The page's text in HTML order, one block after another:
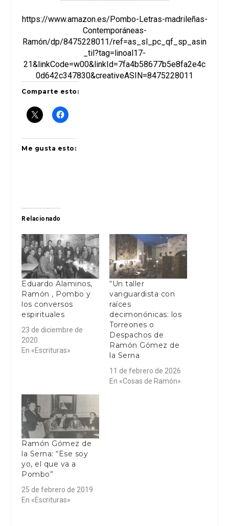
https://www.amazon.es/Pombo-Letras-madrileñas-
Contemporáneas-
Ramón/dp/8475228011/ref=as_sl_pc_qf_sp_asin
_til?tag=linoal17-
21&linkCode=w00&linkId=7fa4b58677b5e8fa2e4c
0d642c347830&creativeASIN=8475228011
Comparte esto:
Me gusta esto:
Relacionado
Eduardo Alaminos,
Ramón , Pombo y
los conversos
espirituales
23 de diciembre de
2020
En «Escrituras»
“Un taller
vanguardista con
raíces
decimonónicas: los
Torreones o
Despachos de
Ramón Gómez de
la Serna
11 de febrero de 2026
En «Cosas de Ramón»
Ramón Gómez de
la Serna: “Ese soy
yo, el que va a
Pombo”
25 de febrero de 2019
En «Escrituras»